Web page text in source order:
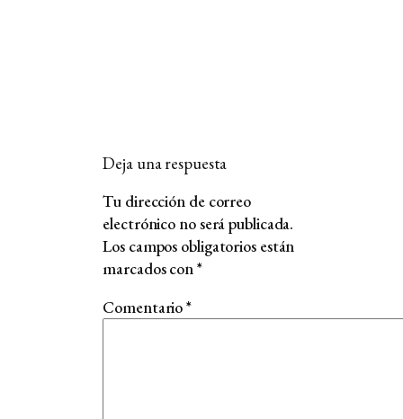
Deja una respuesta
Tu dirección de correo
electrónico no será publicada.
Los campos obligatorios están
marcados con*
Comentario*